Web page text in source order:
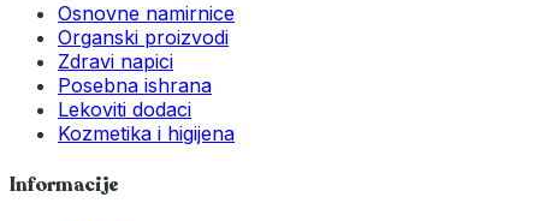
Osnovne namirnice
Organski proizvodi
Zdravi napici
Posebna ishrana
Lekoviti dodaci
Kozmetika i higijena
Informacije